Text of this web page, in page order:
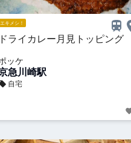
エキメシ！
ドライカレー月見トッピング
ッケ
急川崎駅
自宅